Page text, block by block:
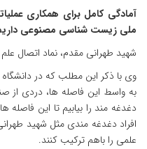
آمادگی کامل برای همکاری
ملی زیست شناسی مصنوعی
شهید طهرانی مقدم، نماد اتصال
وی با ذکر این مطلب که در
به واسط این فاصله ها، دردی از
دغدغه مند را بیابیم تا این فاصله
افراد دغدغه مندی مثل شهید
علمی را باهم ترکیب کنند.